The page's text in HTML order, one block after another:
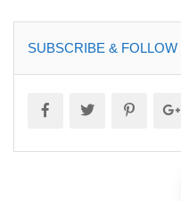
SUBSCRIBE & FOLLOW